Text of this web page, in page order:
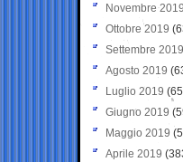
Novembre 2019
Ottobre 2019
Settembre 2019
Agosto 2019
Luglio 2019
Giugno 2019
Maggio 2019
Aprile 2019